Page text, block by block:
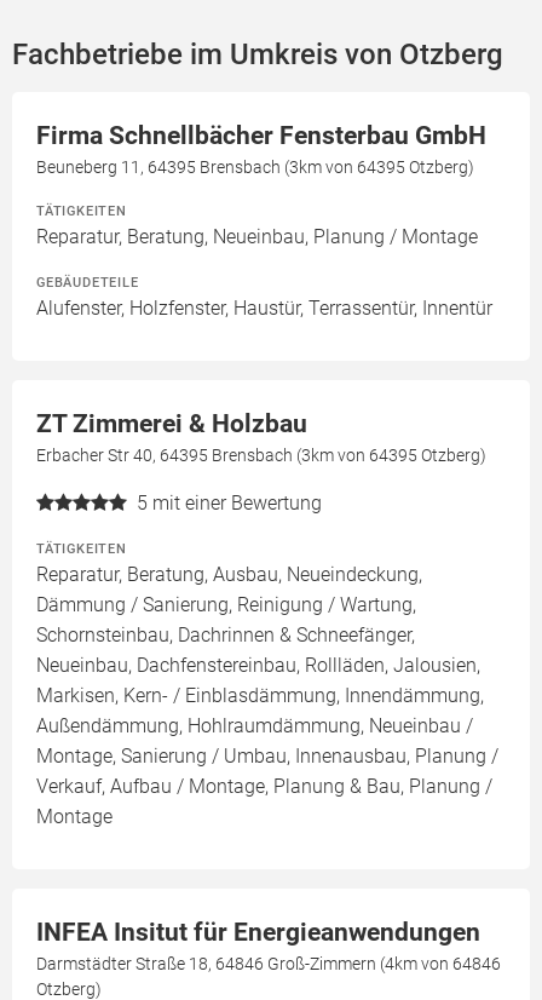
Fachbetriebe im Umkreis von Otzberg
Firma Schnellbächer Fensterbau GmbH
Beuneberg 11, 64395 Brensbach (3km von 64395 Otzberg)
TÄTIGKEITEN
Reparatur, Beratung, Neueinbau, Planung / Montage
GEBÄUDETEILE
Alufenster, Holzfenster, Haustür, Terrassentür, Innentür
ZT Zimmerei & Holzbau
Erbacher Str 40, 64395 Brensbach (3km von 64395 Otzberg)
5 mit einer Bewertung
TÄTIGKEITEN
Reparatur, Beratung, Ausbau, Neueindeckung,
Dämmung / Sanierung, Reinigung / Wartung,
Schornsteinbau, Dachrinnen & Schneefänger,
Neueinbau, Dachfenstereinbau, Rollläden, Jalousien,
Markisen, Kern- / Einblasdämmung, Innendämmung,
Außendämmung, Hohlraumdämmung, Neueinbau /
Montage, Sanierung / Umbau, Innenausbau, Planung /
Verkauf, Aufbau / Montage, Planung & Bau, Planung /
Montage
INFEA Insitut für Energieanwendungen
Darmstädter Straße 18, 64846 Groß-Zimmern (4km von 64846
Otzberg)